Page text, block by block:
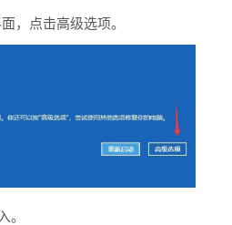
，点击高级选项。
。